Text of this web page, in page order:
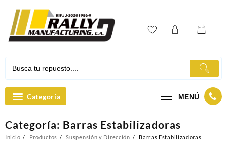
contenido
Categoría MENÚ
Categoría: Barras Estabilizadoras
Inicio Productos Suspensión y Dirección Barras Estabilizadoras